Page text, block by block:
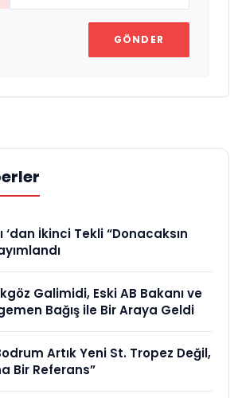
GÖNDER
‘dan İkinci Tekli “Donacaksın
Galimidi, Eski AB Bakanı ve
Bağış ile Bir Araya Geldi
Artık Yeni St. Tropez Değil,
Bir Referans”